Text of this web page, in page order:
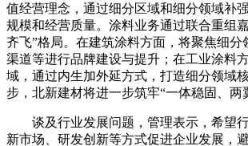
值经营理念，通过细分区域和细分领域补
规模和经营质量。涂料业务通过联合重组
齐飞”格局。在建筑涂料方面，将聚焦细分
渠道等进行品牌建设与提升；在工业涂料
域，通过内生加外延方式，打造细分领域
步，北新建材将进一步筑牢“一体稳固、两
谈及行业发展问题，管理表示，希望行
新市场、研发创新等方式促进企业发展，